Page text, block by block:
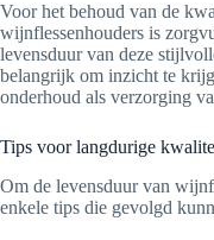
Voor het behoud van de
wijnflessenhouders is
levensduur van deze
belangrijk om inzicht te
onderhoud als verzorging
Tips voor langdurige
Om de levensduur van
enkele tips die gevolgd